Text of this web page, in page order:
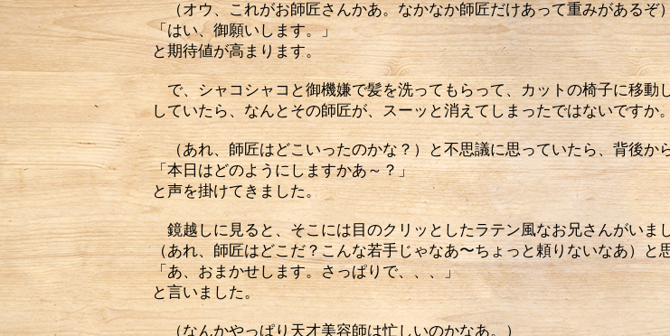
（オウ、これがお師匠さんかあ。なかなか師匠だけあって重みがあるぞ
「はい、御願いします。」
と期待値が高まります。
で、シャコシャコと御機嫌で髪を洗ってもらって、カットの椅子に移動
していたら、なんとその師匠が、スーッと消えてしまったではないですか
（あれ、師匠はどこいったのかな？）と不思議に思っていたら、背後か
「本日はどのようにしますかあ～？」
と声を掛けてきました。
鏡越しに見ると、そこには目のクリッとしたラテン風なお兄さんがいま
（あれ、師匠はどこだ？こんな若手じゃなあ〜ちょっと頼りないなあ）
「あ、おまかせします。さっぱりで、、、」
と言いました。
（なんかやっぱり天才美容師は忙しいのかなあ。）